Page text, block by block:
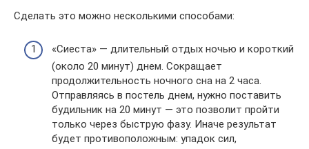
Сделать это можно несколькими способами:
«Сиеста» — длительный отдых ночью и короткий
(около 20 минут) днем. Сокращает
продолжительность ночного сна на 2 часа.
Отправляясь в постель днем, нужно поставить
будильник на 20 минут — это позволит пройти
только через быструю фазу. Иначе результат
будет противоположным: упадок сил,